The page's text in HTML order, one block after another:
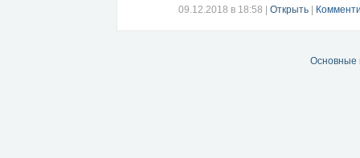
09.12.2018 в 18:58 Открыть
Основные